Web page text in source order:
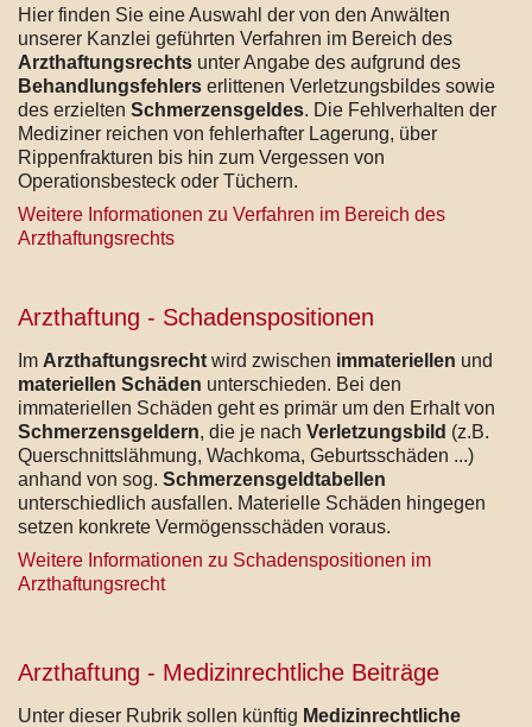
Hier finden Sie eine Auswahl der von den Anwälten
unserer Kanzlei geführten Verfahren im Bereich des
Arzthaftungsrechts unter Angabe des aufgrund des
Behandlungsfehlers erlittenen Verletzungsbildes sowie
des erzielten Schmerzensgeldes. Die Fehlverhalten der
Mediziner reichen von fehlerhafter Lagerung, über
Rippenfrakturen bis hin zum Vergessen von
Operationsbesteck oder Tüchern.
Weitere Informationen zu Verfahren im Bereich des
Arzthaftungsrechts
Arzthaftung - Schadenspositionen
Im Arzthaftungsrecht wird zwischen immateriellen und
materiellen Schäden unterschieden. Bei den
immateriellen Schäden geht es primär um den Erhalt von
Schmerzensgeldern, die je nach Verletzungsbild (z.B.
Querschnittslähmung, Wachkoma, Geburtsschäden ...)
anhand von sog. Schmerzensgeldtabellen
unterschiedlich ausfallen. Materielle Schäden hingegen
setzen konkrete Vermögensschäden voraus.
Weitere Informationen zu Schadenspositionen im
Arzthaftungsrecht
Arzthaftung - Medizinrechtliche Beiträge
Unter dieser Rubrik sollen künftig Medizinrechtliche